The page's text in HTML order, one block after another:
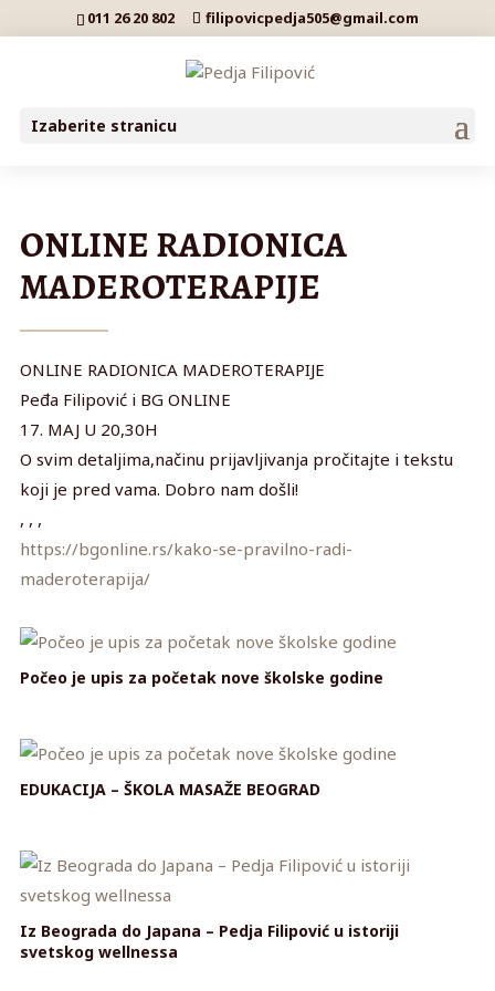
011 26 20 802 filipovicpedja505@gmail.com
Izaberite stranicu
ONLINE RADIONICA
MADEROTERAPIJE
ONLINE RADIONICA MADEROTERAPIJE
Peđa Filipović i BG ONLINE
17. MAJ U 20,30H
O svim detaljima,načinu prijavljivanja pročitajte i tekstu
koji je pred vama. Dobro nam došli!
, , ,
https://bgonline.rs/kako-se-pravilno-radi-
maderoterapija/
Počeo je upis za početak nove školske godine
EDUKACIJA – ŠKOLA MASAŽE BEOGRAD
Iz Beograda do Japana – Pedja Filipović u istoriji
svetskog wellnessa